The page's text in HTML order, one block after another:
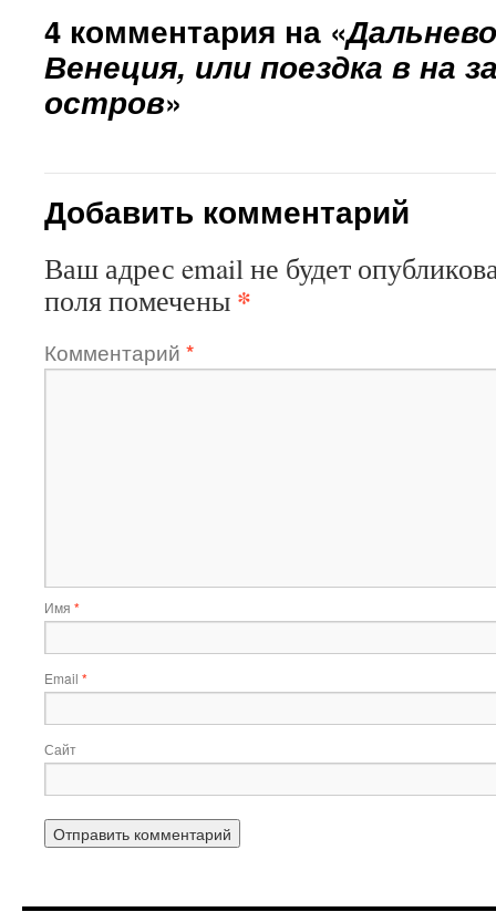
4 комментария на «
Венеция, или поездка в на
остров»
Добавить комментарий
Ваш адрес email не будет
поля помечены *
Комментарий *
Имя *
Email *
Сайт